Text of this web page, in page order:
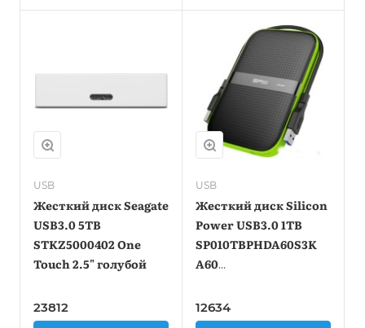
USB
Жесткий диск Seagate
USB3.0 5TB
STKZ5000402 One
Touch 2.5" голубой
23812
USB
Жесткий диск Silicon
Power USB3.0 1TB
SP010TBPHDA60S3K
A60
Armor 2.5" черный
12634